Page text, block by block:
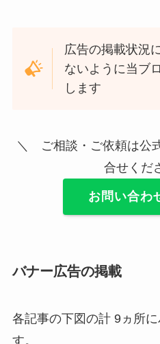
広告の掲載状況
ないように当ブ
します
＼ ご相談・ご依頼は公
合せく
お問い合わ
バナー広告の掲載
各記事の下図の計 9ヵ所
す。